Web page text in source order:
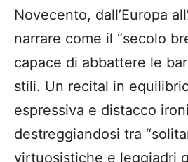
Novecento, dall’Europa
narrare come il “secolo
capace di abbattere le
stili. Un recital in
espressiva e distacco
destreggiandosi tra
virtuosistiche e leggiadri